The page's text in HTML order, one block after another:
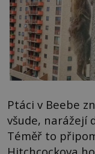
Ptáci v Beebe
všude, narážejí
Téměř to